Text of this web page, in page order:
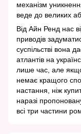
механізм
веде до великих
Від Айн Ренд нас
приводів
суспільстві вона
атлантів на
лише час, але
немає кращого
настання, ніж
наразі
всі три частини